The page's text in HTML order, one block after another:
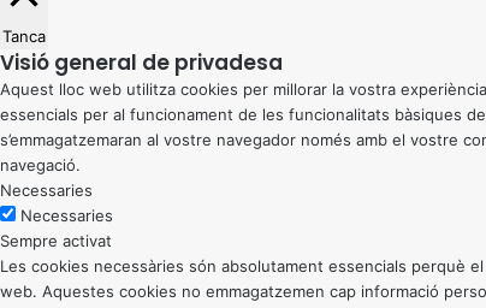
Tanca
Visió general de privadesa
Aquest lloc web utilitza cookies per millorar la vostra
essencials per al funcionament de les funcionalitats bàsiques
s’emmagatzemaran al vostre navegador només amb el vostre
navegació.
Necessaries
Necessaries
Sempre activat
Les cookies necessàries són absolutament essencials perquè
web. Aquestes cookies no emmagatzemen cap informació